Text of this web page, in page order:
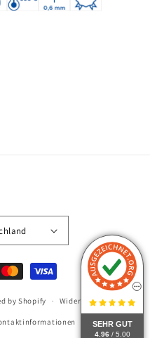
by Shopify Widerrufsrecht
Impressum
SEHR GUT
4.96 / 5.00